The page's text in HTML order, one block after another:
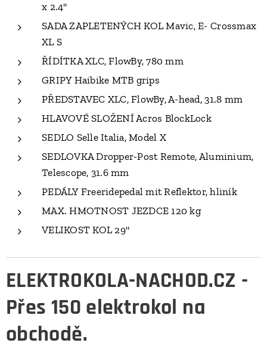
x 2.4"
SADA ZAPLETENÝCH KOL Mavic, E- Crossmax
XL S
ŘÍDÍTKA XLC, FlowBy, 780 mm
GRIPY Haibike MTB grips
PŘEDSTAVEC XLC, FlowBy, A-head, 31.8 mm
HLAVOVÉ SLOŽENÍ Acros BlockLock
SEDLO Selle Italia, Model X
SEDLOVKA Dropper-Post Remote, Aluminium,
Telescope, 31.6 mm
PEDÁLY Freeridepedal mit Reflektor, hliník
MAX. HMOTNOST JEZDCE 120 kg
VELIKOST KOL 29"
ELEKTROKOLA-NACHOD.CZ -
Přes 150 elektrokol na
obchodě.